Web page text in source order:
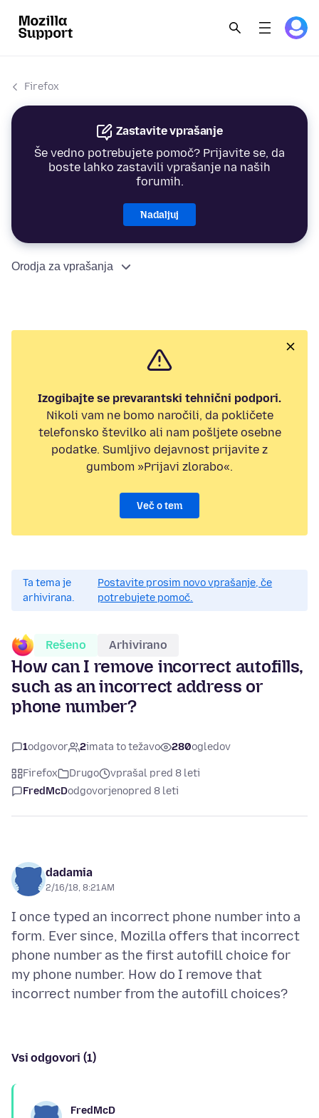
Firefox
Zastavite vprašanje
Še vedno potrebujete pomoč? Prijavite se, da
boste lahko zastavili vprašanje na naših
forumih.
Nadaljuj
Orodja za vprašanja
Izogibajte se prevarantski tehnični podpori.
Nikoli vam ne bomo naročili, da pokličete
telefonsko številko ali nam pošljete osebne
podatke. Sumljivo dejavnost prijavite z
gumbom »Prijavi zlorabo«.
Več o tem
Ta tema je
arhivirana.
Postavite prosim novo vprašanje, če
potrebujete pomoč.
Rešeno Arhivirano
How can I remove incorrect autofills,
such as an incorrect address or
phone number?
1odgovor 2imata to težavo 280ogledov
Firefox Drugo
vprašal pred 8 leti
FredMcDodgovorjenopred 8 leti
dadamia
2/16/18, 8:21 AM
I once typed an incorrect phone number into a
form. Ever since, Mozilla offers that incorrect
phone number as the first autofill choice for
my phone number. How do I remove that
Vsi odgovori (1)
FredMcD